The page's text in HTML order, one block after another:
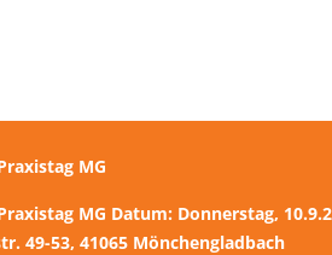
MG
MG Datum: Donnerstag,
49-53, 41065 Mönchengladbach